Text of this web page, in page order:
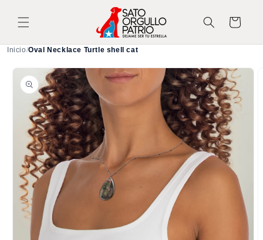
al contenido
Carrito
Inicio/Oval Necklace Turtle shell cat
directamente
a la
información
del producto